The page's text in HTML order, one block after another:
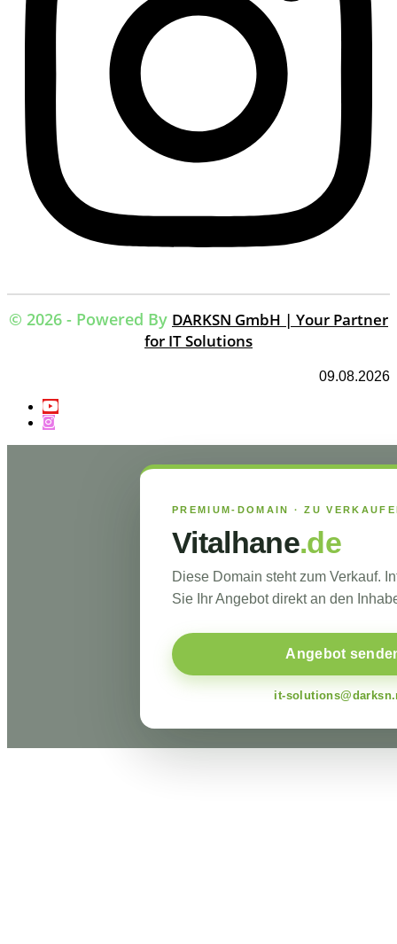
© 2026 - Powered By DARKSN GmbH | Your Partner
for IT Solutions
09.08.2026
PREMIUM-DOMAIN · ZU
Vitalhane.de
Diese Domain steht zum Verkauf.
Sie Ihr Angebot direkt an den
Angebot
it-